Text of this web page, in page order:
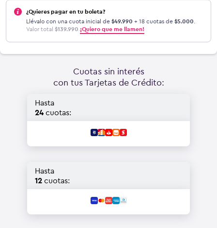
¿Quieres pagar en tu boleta?
Llévalo con una cuota inicial de $49.990 + 18 cuotas de $5.000.
Valor total $139.990.¡Quiero que me llamen!
Cuotas sin interés
con tus Tarjetas de Crédito:
Hasta
24 cuotas:
Hasta
12 cuotas: